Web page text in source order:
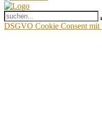
DSGVO Cookie Consent mit